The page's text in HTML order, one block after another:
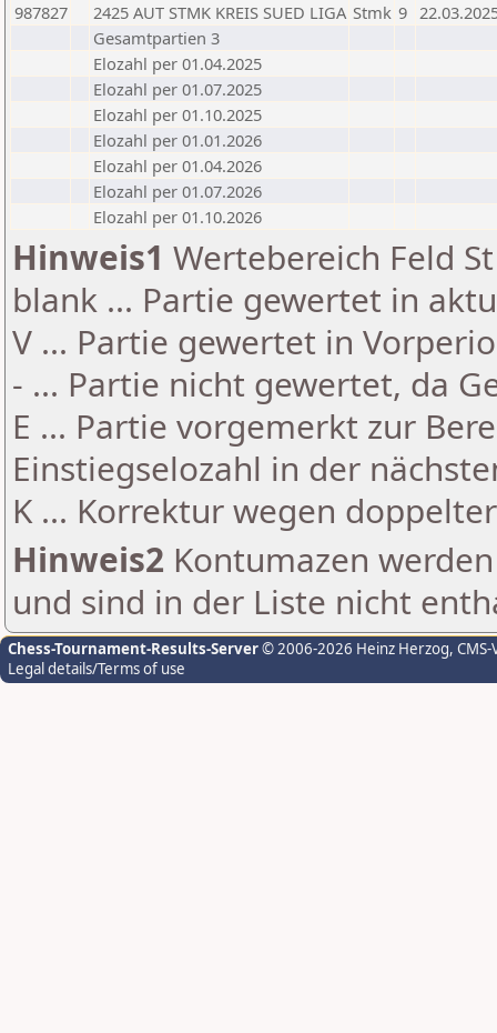
987827
2425 AUT STMK KREIS SUED LIGA Stmk 9
Gesamtpartien 3
Elozahl per 01.04.2025
Elozahl per 01.07.2025
Elozahl per 01.10.2025
Elozahl per 01.01.2026
Elozahl per 01.04.2026
Elozahl per 01.07.2026
Elozahl per 01.10.2026
Hinweis1 Wertebereich Feld
blank ... Partie gewertet in
V ... Partie gewertet in
- ... Partie nicht gewertet, da
E ... Partie vorgemerkt zur
Einstiegselozahl in der
K ... Korrektur wegen
Hinweis2 Kontumazen
und sind in der Liste nicht
Chess-Tournament-Results-Server© 2006-2026 Heinz Herzog,
Legal details/Terms of use